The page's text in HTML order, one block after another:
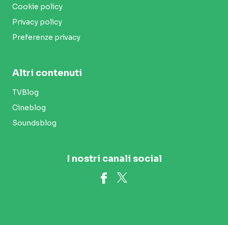
Cookie policy
Privacy policy
Preferenze privacy
Altri contenuti
TVBlog
Cineblog
Soundsblog
I nostri canali social